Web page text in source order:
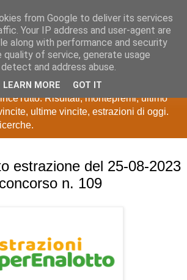
Lotto
Lotto, SuperEnalotto, 10 e lotto,
Risultati, montepremi, ultimo
ultime vincite, estrazioni di oggi.
estrazione del 25-08-2023
concorso n. 109
from Google to deliver its services
Your IP address and user-agent are
along with performance and security
of service, generate usage
and address abuse.
LEARN MORE GOT IT